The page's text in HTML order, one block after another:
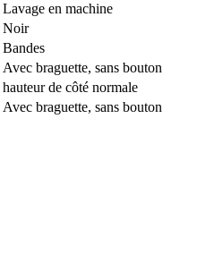
Lavage en machine
Noir
Bandes
Avec braguette, sans bouton
hauteur de côté normale
Avec braguette, sans bouton